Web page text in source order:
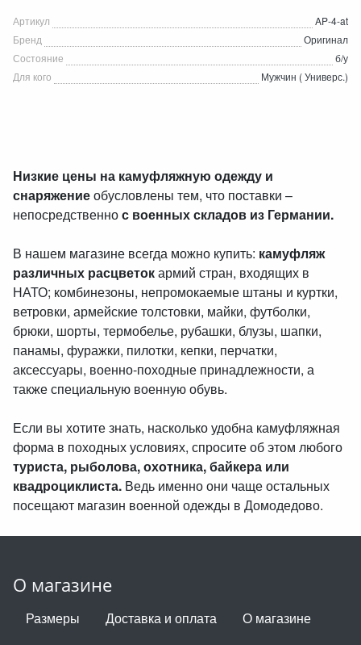
Артикул
AP-4-at
Бренд
Оригинал
Состояние
б/у
Для кого
Мужчин ( Универс.)
Низкие цены на камуфляжную одежду и
снаряжениеобусловлены тем, что поставки –
непосредственнос военных складов из Германии.
В нашем магазине всегда можно купить: камуфляж
различных расцветокармий стран, входящих в
НАТО; комбинезоны, непромокаемые штаны и куртки,
ветровки, армейские толстовки, майки, футболки,
брюки, шорты, термобелье, рубашки, блузы, шапки,
панамы, фуражки, пилотки, кепки, перчатки,
аксессуары, военно-походные принадлежности, а
также специальную военную обувь.
Если вы хотите знать, насколько удобна камуфляжная
форма в походных условиях, спросите об этом любого
туриста, рыболова, охотника, байкера или
квадроциклиста. Ведь именно они чаще остальных
посещают магазин военной одежды в Домодедово.
О магазине
Размеры Доставка и оплата
О магазине